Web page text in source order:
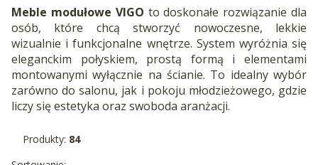
Meble modułowe VIGO to doskonałe rozwiązanie dla
osób, które chcą stworzyć nowoczesne, lekkie
wizualnie i funkcjonalne wnętrze. System wyróżnia się
eleganckim połyskiem, prostą formą i elementami
montowanymi wyłącznie na ścianie. To idealny wybór
zarówno do salonu, jak i pokoju młodzieżowego, gdzie
liczy się estetyka oraz swoboda aranżacji.
Produkty: 84